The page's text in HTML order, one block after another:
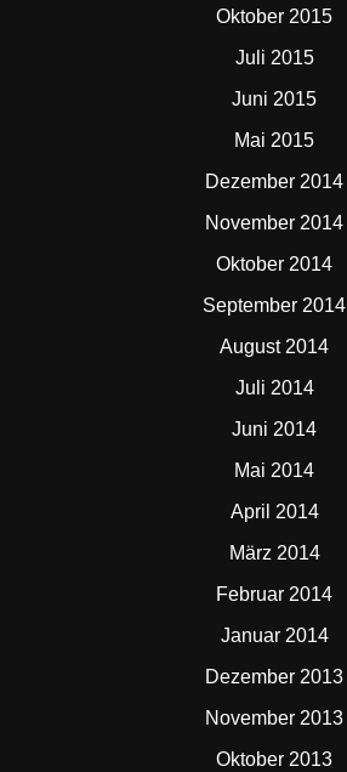
Oktober 2015
Juli 2015
Juni 2015
Mai 2015
Dezember 2014
November 2014
Oktober 2014
September 2014
August 2014
Juli 2014
Juni 2014
Mai 2014
April 2014
März 2014
Februar 2014
Januar 2014
Dezember 2013
November 2013
Oktober 2013